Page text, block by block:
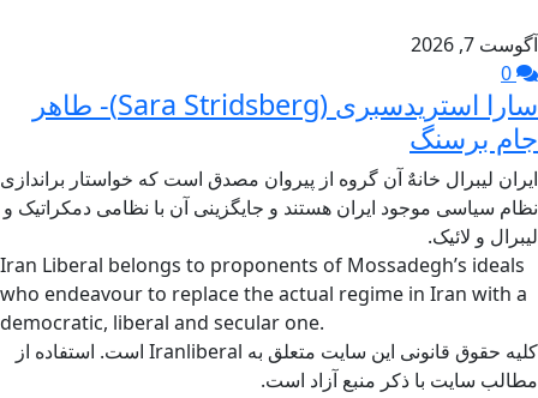
آگوست 7, 2026
سارا استریدسبری (Sara Stridsberg)- طاهر
جام برسنگ
ایران لیبرال خانهٌ آن گروه از پیروان مصدق است که خواستار براندازی
نظام سیاسی موجود ایران هستند و جایگزینی آن با نظامی دمکراتیک و
لیبرال و لائیک.
Iran Liberal belongs to proponents of Mossadegh’s ideals
who endeavour to replace the actual regime in Iran with a
democratic, liberal and secular one.
کلیه حقوق قانونی این سایت متعلق به Iranliberal است. استفاده از
مطالب سایت با ذکر منبع آزاد است.